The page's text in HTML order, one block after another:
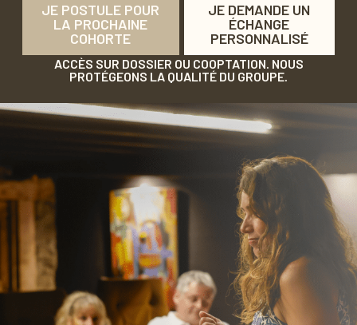
JE POSTULE POUR
LA PROCHAINE
COHORTE
JE DEMANDE UN
ÉCHANGE
PERSONNALISÉ
ACCÈS SUR DOSSIER OU COOPTATION. NOUS
PROTÉGEONS LA QUALITÉ DU GROUPE.